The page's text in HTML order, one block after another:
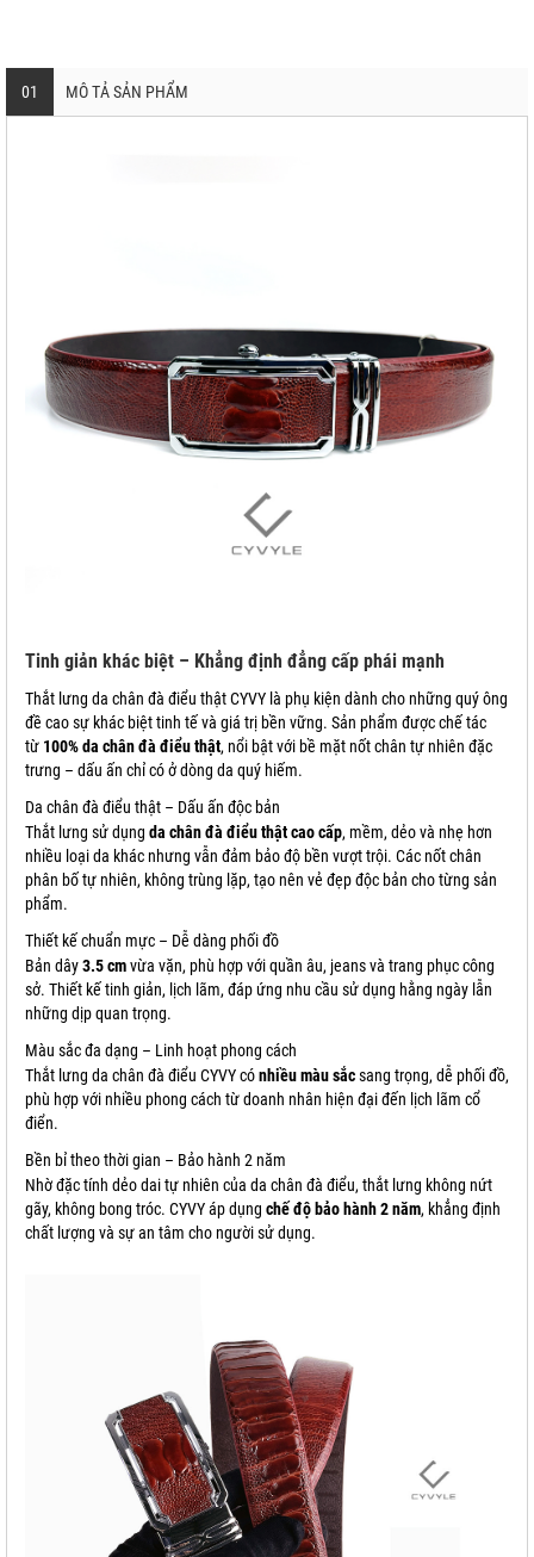
01 MÔ TẢ SẢN PHẨM
Tinh giản khác biệt – Khẳng định đẳng cấp phái mạnh
Thắt lưng da chân đà điểu thật CYVY là phụ kiện dành cho những quý ông
đề cao sự khác biệt tinh tế và giá trị bền vững. Sản phẩm được chế tác
từ 100% da chân đà điểu thật, nổi bật với bề mặt nốt chân tự nhiên đặc
trưng – dấu ấn chỉ có ở dòng da quý hiếm.
Da chân đà điểu thật – Dấu ấn độc bản
Thắt lưng sử dụng da chân đà điểu thật cao cấp, mềm, dẻo và nhẹ hơn
nhiều loại da khác nhưng vẫn đảm bảo độ bền vượt trội. Các nốt chân
phân bố tự nhiên, không trùng lặp, tạo nên vẻ đẹp độc bản cho từng sản
phẩm.
Thiết kế chuẩn mực – Dễ dàng phối đồ
Bản dây3.5 cmvừa vặn, phù hợp với quần âu, jeans và trang phục công
sở. Thiết kế tinh giản, lịch lãm, đáp ứng nhu cầu sử dụng hằng ngày lẫn
những dịp quan trọng.
Màu sắc đa dạng – Linh hoạt phong cách
Thắt lưng da chân đà điểu CYVY cónhiều màu sắcsang trọng, dễ phối đồ,
phù hợp với nhiều phong cách từ doanh nhân hiện đại đến lịch lãm cổ
điển.
Bền bỉ theo thời gian – Bảo hành 2 năm
Nhờ đặc tính dẻo dai tự nhiên của da chân đà điểu, thắt lưng không nứt
gãy, không bong tróc. CYVY áp dụng chế độ bảo hành 2 năm, khẳng định
chất lượng và sự an tâm cho người sử dụng.